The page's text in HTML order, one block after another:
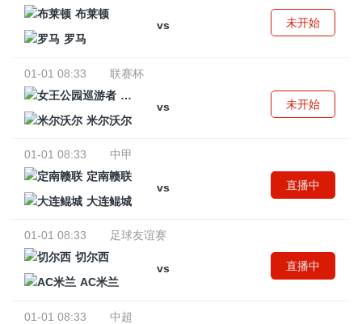
布莱顿
vs
罗马
未开始
01-01 08:33
联赛杯
女王公园巡游者
vs
米尔沃尔
未开始
01-01 08:33
中甲
定南赣联
vs
大连鲲城
直播中
01-01 08:33
足球友谊赛
切尔西
vs
AC米兰
直播中
01-01 08:33
中超